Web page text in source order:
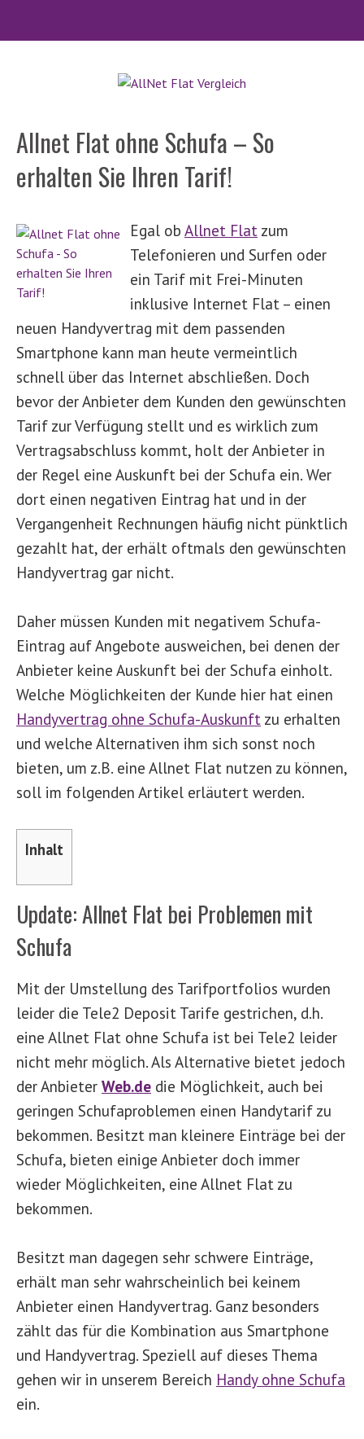
Allnet Flat ohne Schufa – So
erhalten Sie Ihren Tarif!
Egal ob Allnet Flat zum
Telefonieren und Surfen oder
ein Tarif mit Frei-Minuten
inklusive Internet Flat – einen
neuen Handyvertrag mit dem passenden
Smartphone kann man heute vermeintlich
schnell über das Internet abschließen. Doch
bevor der Anbieter dem Kunden den gewünschten
Tarif zur Verfügung stellt und es wirklich zum
Vertragsabschluss kommt, holt der Anbieter in
der Regel eine Auskunft bei der Schufa ein. Wer
dort einen negativen Eintrag hat und in der
Vergangenheit Rechnungen häufig nicht pünktlich
gezahlt hat, der erhält oftmals den gewünschten
Handyvertrag gar nicht.
Daher müssen Kunden mit negativem Schufa-
Eintrag auf Angebote ausweichen, bei denen der
Anbieter keine Auskunft bei der Schufa einholt.
Welche Möglichkeiten der Kunde hier hat einen
Handyvertrag ohne Schufa-Auskunft zu erhalten
und welche Alternativen ihm sich sonst noch
bieten, um z.B. eine Allnet Flat nutzen zu können,
soll im folgenden Artikel erläutert werden.
Inhalt
Update: Allnet Flat bei Problemen mit
Schufa
Mit der Umstellung des Tarifportfolios wurden
leider die Tele2 Deposit Tarife gestrichen, d.h.
eine Allnet Flat ohne Schufa ist bei Tele2 leider
nicht mehr möglich. Als Alternative bietet jedoch
der Anbieter Web.de die Möglichkeit, auch bei
geringen Schufaproblemen einen Handytarif zu
bekommen. Besitzt man kleinere Einträge bei der
Schufa, bieten einige Anbieter doch immer
wieder Möglichkeiten, eine Allnet Flat zu
bekommen.
Besitzt man dagegen sehr schwere Einträge,
erhält man sehr wahrscheinlich bei keinem
Anbieter einen Handyvertrag. Ganz besonders
zählt das für die Kombination aus Smartphone
und Handyvertrag. Speziell auf dieses Thema
gehen wir in unserem Bereich Handy ohne Schufa
ein.